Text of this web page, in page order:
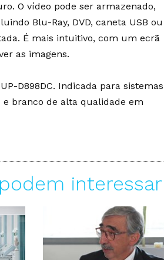
O vídeo pode ser armazenado,
Blu-Ray, DVD, caneta USB ou
É mais intuitivo, com um ecrã
as imagens.
D898DC. Indicada para sistemas
branco de alta qualidade em
interessar